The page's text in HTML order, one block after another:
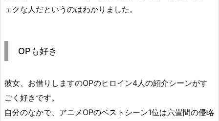
ェクな人だというのはわかりました。
OPも好き
彼女、お借りしますのOPのヒロイン4人の紹介シーンがす
ごく好きです。
自分のなかで、アニメOPのベストシーン1位は六畳間の侵略